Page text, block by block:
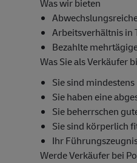
Was wir bieten
Arbeitsverhältnis in
Bezahlte
Was Sie als Verkäufer
Sie sind
Sie haben eine
Sie beherrschen
Sie sind körperlich
Ihr
Werde Verkäufer bei